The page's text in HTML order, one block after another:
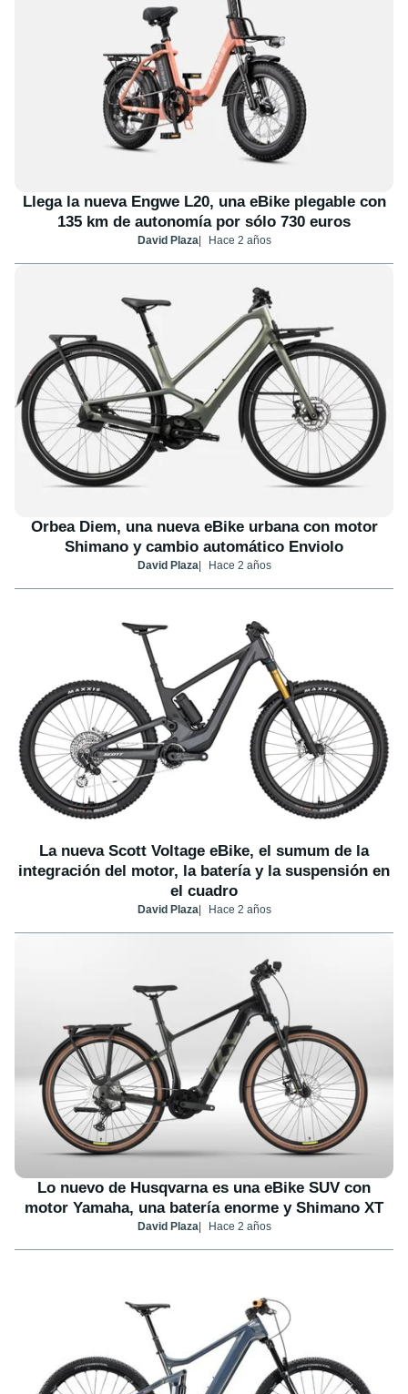
Llega la nueva Engwe L20, una eBike plegable con
135 km de autonomía por sólo 730 euros
David Plaza Hace 2 años
Orbea Diem, una nueva eBike urbana con motor
Shimano y cambio automático Enviolo
David Plaza Hace 2 años
La nueva Scott Voltage eBike, el sumum de la
integración del motor, la batería y la suspensión en
el cuadro
David Plaza Hace 2 años
Lo nuevo de Husqvarna es una eBike SUV con
motor Yamaha, una batería enorme y Shimano XT
David Plaza Hace 2 años